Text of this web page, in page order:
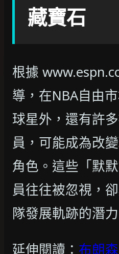
藏寶石
根據
導，在NBA自由
球星外，還有許
員，可能成為改
角色。這些「默
員往往被忽視，
隊發展軌跡的潛力
延伸閱讀： 布朗